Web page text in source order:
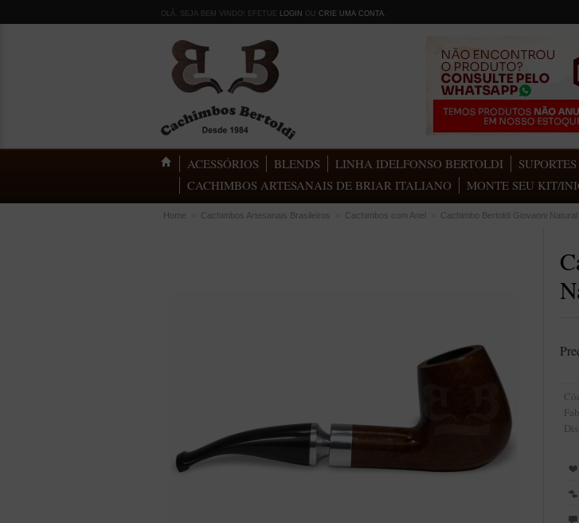
OLÁ, SEJA BEM VINDO! EFETUE LOGIN OU CRIE UMA CONTA.
ACESSÓRIOS BLENDS LINHA IDELFONSO BERTOLDI SUPORTES
CACHIMBOS ARTESANAIS DE BRIAR ITALIANO
MONTE SEU KIT/
Home Cachimbos Artesanais Brasileiros Cachimbos com Anel Cachimbo Bertoldi Giovanni